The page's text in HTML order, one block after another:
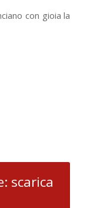
con gioia la
scarica